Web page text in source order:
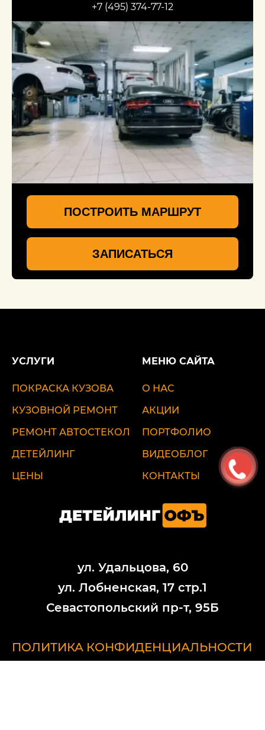
+7 (495) 374-77-12
ПОСТРОИТЬ МАРШРУТ
ЗАПИСАТЬСЯ
УСЛУГИ
ПОКРАСКА КУЗОВА
КУЗОВНОЙ РЕМОНТ
РЕМОНТ АВТОСТЕКОЛ
ДЕТЕЙЛИНГ
ЦЕНЫ
МЕНЮ САЙТА
О НАС
АКЦИИ
ПОРТФОЛИО
ВИДЕОБЛОГ
КОНТАКТЫ
ул. Удальцова, 60
ул. Лобненская, 17 стр.1
Севастопольский пр-т, 95Б
ПОЛИТИКА КОНФИДЕНЦИАЛЬНОСТИ